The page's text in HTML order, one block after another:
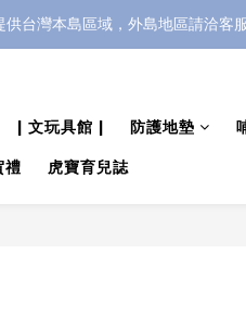
台灣本島區域，外島地區請洽客
員 送$66元購物金
| 文玩具館 | 防護地墊
禮 虎寶育兒誌